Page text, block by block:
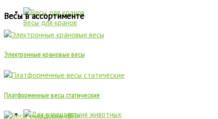
Весы для кранов
Весы в ассортименте
Электронные крановые весы
Платформенные весы статические